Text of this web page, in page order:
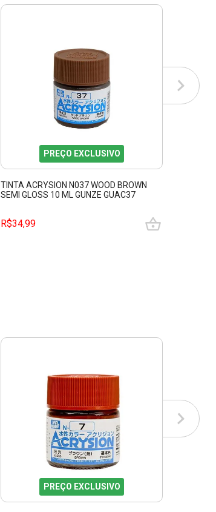
PREÇO EXCLUSIVO
TINTA ACRYSION N037 WOOD BROWN
SEMI GLOSS 10 ML GUNZE GUAC37
R$34,99
PREÇO EXCLUSIVO